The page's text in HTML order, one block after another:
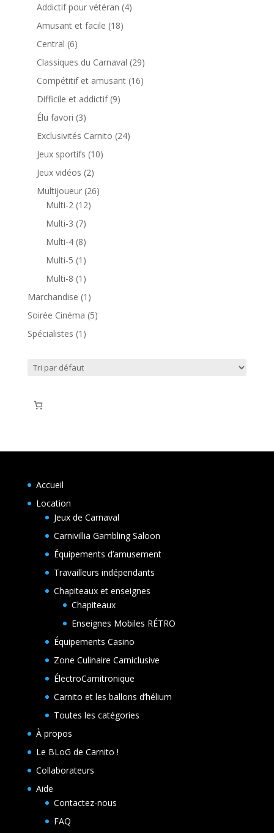
Addictif pour vétéran 44
Amusant et facile 1818
Central 66
produits
Classiques du Carnaval 2929
produits
Compétitif et amusant 1616
Difficile et addictif 99
Élu favori 33
produits
Exclusivités Carnito 2424
Jeux sportifs 1010
Jeux vidéos 22
produits
Multijoueur 2626
Multi-2 1212
Multi-3 77
produits
Multi-4 88
produits
Multi-5 1 1
produit
Multi-8 1 1
produit
Marchandise 1 1
produit
Soirée Cinéma 55
Spécialistes 1 1
Accueil
Location
Jeux de Carnaval
Carnivillia Gambling Saloon
Équipements d’amusement
Travailleurs indépendants
Chapiteaux et enseignes
Chapiteaux
Enseignes Mobiles RÉTRO
Équipements Casino
Zone Culinaire Carniclusive
ÉlectroCarnitronique
Carnito et les ballons d’hélium
Toutes les catégories
À propos
Le BLoG de Carnito !
Collaborateurs
Aide
Contactez-nous
FAQ